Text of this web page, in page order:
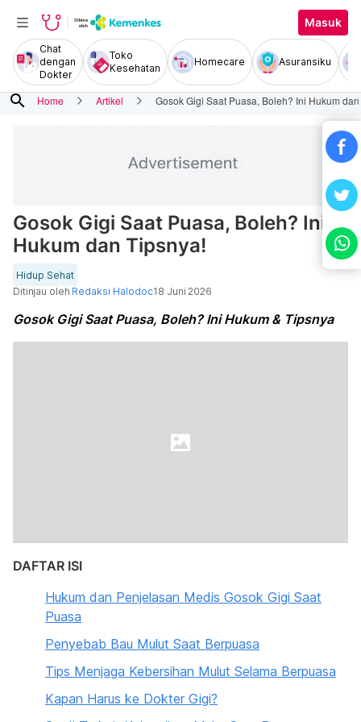
Masuk
Chat
dengan
Dokter
Toko
Kesehatan
Homecare Asuransiku
search Home Artikel Gosok Gigi Saat Puasa, Boleh? Ini Hukum
Gosok Gigi Saat Puasa, Boleh? Ini
Hukum dan Tipsnya!
Hidup Sehat
Ditinjau oleh Redaksi Halodoc18 Juni 2026
Gosok Gigi Saat Puasa, Boleh? Ini Hukum & Tipsnya
DAFTAR ISI
Hukum dan Penjelasan Medis Gosok Gigi Saat
Puasa
Penyebab Bau Mulut Saat Berpuasa
Tips Menjaga Kebersihan Mulut Selama Berpuasa
Kapan Harus ke Dokter Gigi?